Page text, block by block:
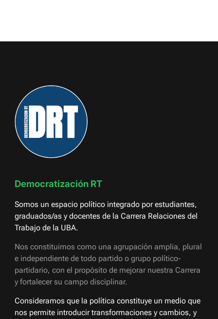
Democratización RT
Somos un espacio político integrado por estudiantes,
graduados/as y docentes de la Carrera Relaciones del
Trabajo de la UBA.
Nos constituimos como una agrupación amplia, plural
e independiente de todo partido o grupo político-
partidario, con el propósito de mejorar nuestra Carrera
y fortalecer su campo disciplinar.
Consideramos que la política constituye un medio que
nos permite introducir transformaciones y cambios, y